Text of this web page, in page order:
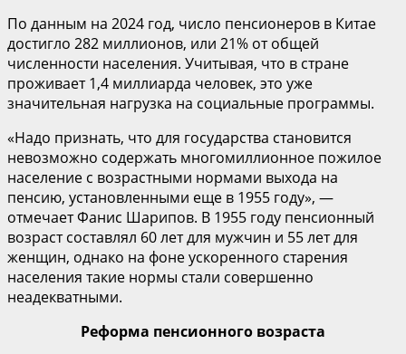
По данным на 2024 год, число пенсионеров в Китае
достигло 282 миллионов, или 21% от общей
численности населения. Учитывая, что в стране
проживает 1,4 миллиарда человек, это уже
значительная нагрузка на социальные программы.
«Надо признать, что для государства становится
невозможно содержать многомиллионное пожилое
население с возрастными нормами выхода на
пенсию, установленными еще в 1955 году», —
отмечает Фанис Шарипов. В 1955 году пенсионный
возраст составлял 60 лет для мужчин и 55 лет для
женщин, однако на фоне ускоренного старения
населения такие нормы стали совершенно
неадекватными.
Реформа пенсионного возраста